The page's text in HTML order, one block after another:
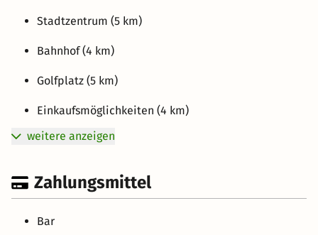
Stadtzentrum (5 km)
Bahnhof (4 km)
Golfplatz (5 km)
Einkaufsmöglichkeiten (4 km)
weitere anzeigen
Zahlungsmittel
Bar